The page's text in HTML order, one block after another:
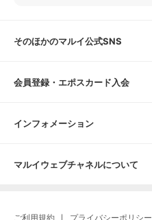
そのほかのマルイ公式SNS
会員登録・エポスカード入会
インフォメーション
マルイウェブチャネルについて
ご利用規約 プライバシーポリシー